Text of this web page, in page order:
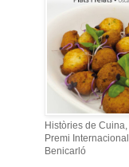
Històries de Cuina,
Premi
Benicarló